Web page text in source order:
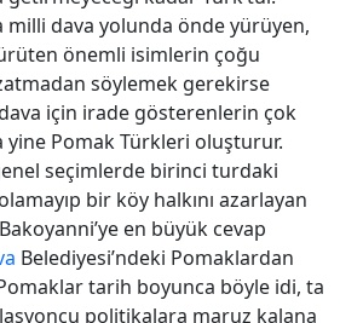
milli dava yolunda önde yürüyen,
önemli isimlerin çoğu
söylemek gerekirse
için irade gösterenlerin çok
yine Pomak Türkleri oluşturur.
seçimlerde birinci turdaki
bir köy halkını azarlayan
en büyük cevap
Belediyesi’ndeki Pomaklardan
tarih boyunca böyle idi, ta
politikalara maruz kalana